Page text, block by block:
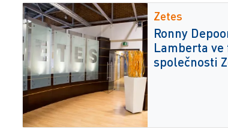
Zetes
Ronny
Lamberta
společnosti